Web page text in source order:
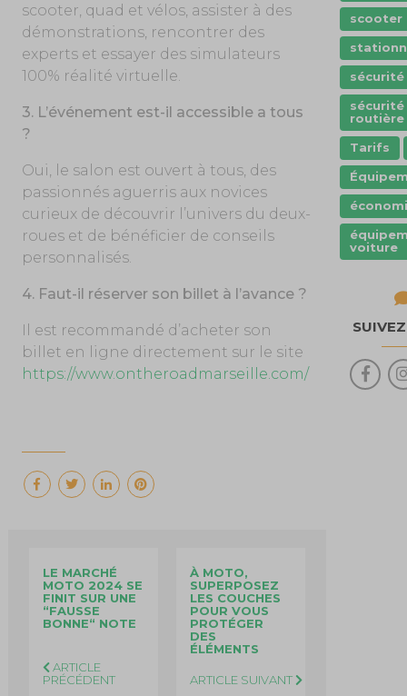
scooter, quad et vélos, assister à des
démonstrations, rencontrer des
experts et essayer des simulateurs
100% réalité virtuelle.
3. L’événement est-il accessible a tous
?
Oui, le salon est ouvert à tous, des
passionnés aguerris aux novices
curieux de découvrir l’univers du deux-
roues et de bénéficier de conseils
personnalisés.
4. Faut-il réserver son billet à l’avance ?
Il est recommandé d’acheter son
billet en ligne directement sur le site
https://www.ontheroadmarseille.com/
LE MARCHÉ
MOTO 2024 SE
FINIT SUR UNE
“FAUSSE
BONNE“ NOTE
ARTICLE
PRÉCÉDENT
À MOTO,
SUPERPOSEZ
LES COUCHES
POUR VOUS
PROTÉGER
DES
ÉLÉMENTS
ARTICLE SUIVANT
scooter
sécurité
sécurité
routière
Tarifs
voiture